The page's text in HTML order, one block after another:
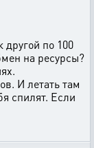
другой по 100
на ресурсы?
И летать там
спилят. Если